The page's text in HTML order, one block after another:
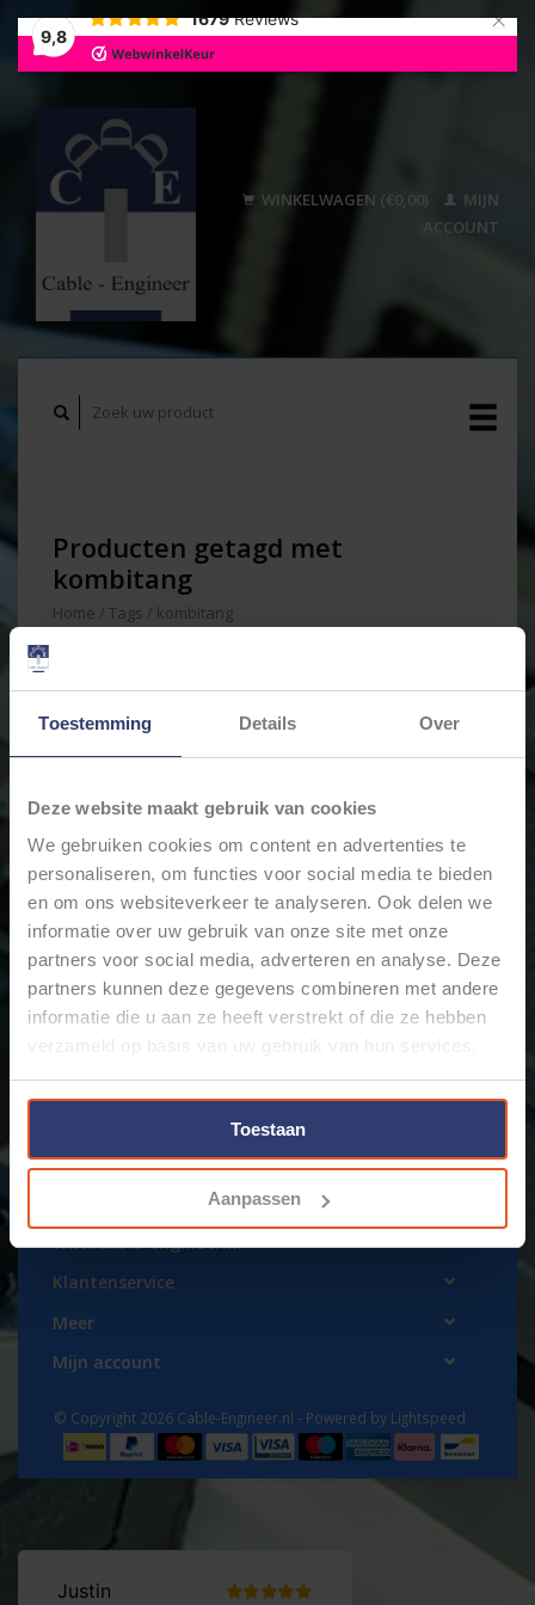
Toestemming Details Over
Deze website maakt gebruik van cookies
We gebruiken cookies om content en advertenties te
personaliseren, om functies voor social media te bieden
en om ons websiteverkeer te analyseren. Ook delen we
informatie over uw gebruik van onze site met onze
partners voor social media, adverteren en analyse. Deze
partners kunnen deze gegevens combineren met andere
informatie die u aan ze heeft verstrekt of die ze hebben
verzameld op basis van uw gebruik van hun services.
Toestaan
Aanpassen
9,8
1679 Reviews ×
WINKELWAGEN (€0,00)
MIJN
ACCOUNT
Producten getagd met
kombitang
Home / Tags / kombitang
Min: €0 Max: €200
KNIPEX ELECTRO SET 7-
DELIG VDE 002115
€162,98
www.cable-engineer.nl
Klantenservice
Meer
Mijn account
© Copyright 2026 Cable-Engineer.nl - Powered by Lightspeed